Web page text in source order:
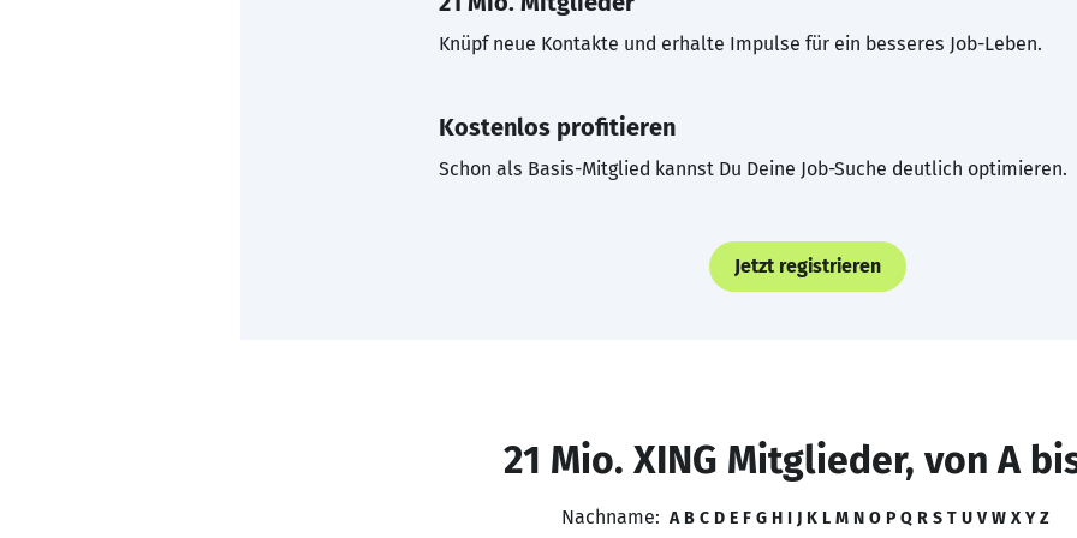
Knüpf neue Kontakte und erhalte Impulse für ein besseres Job-Leben.
Kostenlos profitieren
Schon als Basis-Mitglied kannst Du Deine Job-Suche deutlich optimieren.
Jetzt registrieren
21 Mio. XING Mitglieder, von A
Nachname: A B C D E F G H I J K L M N O P Q R S T U V W X Y Z